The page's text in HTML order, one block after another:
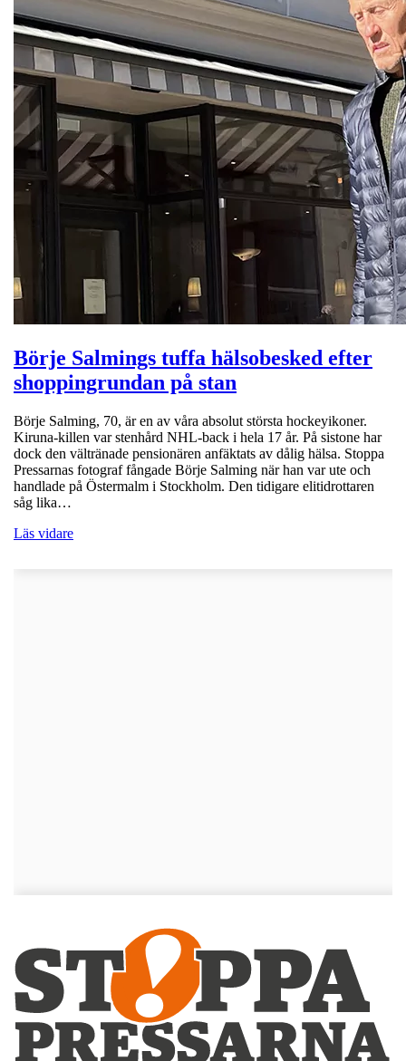
Börje Salmings tuffa hälsobesked efter
shoppingrundan på stan
Börje Salming, 70, är en av våra absolut största hockeyikoner.
Kiruna-killen var stenhård NHL-back i hela 17 år. På sistone har
dock den vältränade pensionären anfäktats av dålig hälsa. Stoppa
Pressarnas fotograf fångade Börje Salming när han var ute och
handlade på Östermalm i Stockholm. Den tidigare elitidrottaren
såg lika…
Läs vidare